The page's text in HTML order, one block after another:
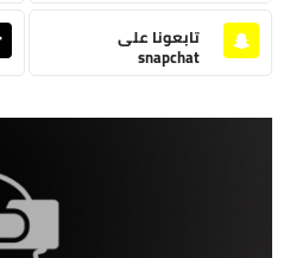
تابعونا على
snapchat